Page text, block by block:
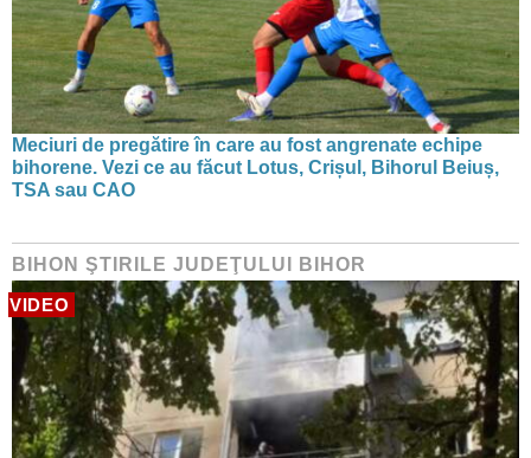
Meciuri de pregătire în care au fost angrenate echipe
bihorene. Vezi ce au făcut Lotus, Crișul, Bihorul Beiuș,
TSA sau CAO
BIHON ŞTIRILE JUDEŢULUI BIHOR
VIDEO